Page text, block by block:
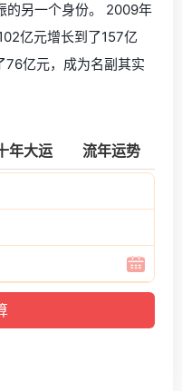
的另一个身份。 2009年
亿元增长到了157亿
亿元，成为名副其实
年大运 流年运势